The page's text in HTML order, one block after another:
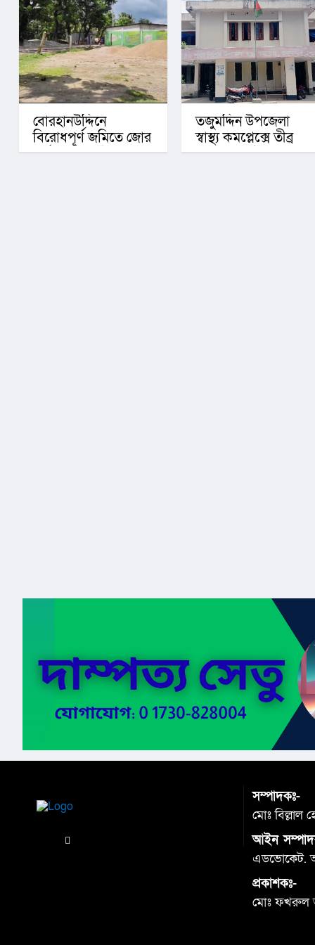
বোরহানউদ্দিনে
বিরোধপূর্ণ জমিতে জোর
পূর্বক দখল চেষ্টা থানায়
তজুমদ্দিন উপজেলা
স্বাস্থ্য কমপ্লেক্সে তীব্র
জনবল সংকট, ব্যাহত
সম্পাদকঃ-
মোঃ বিল্লাল
আইন
এডভোকেট.
প্রকাশকঃ-
মোঃ